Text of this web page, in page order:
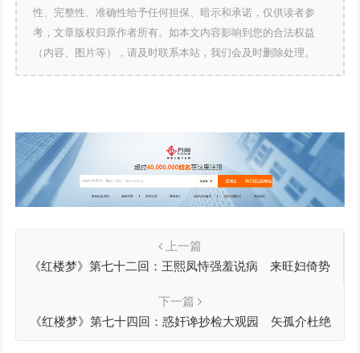
性、完整性、准确性给予任何担保、暗示和承诺，仅供读者参
考，文章版权归原作者所有。如本文内容影响到您的合法权益
（内容、图片等），请及时联系本站，我们会及时删除处理。
上一篇
《红楼梦》第七十二回：王熙凤恃强羞说病 来旺妇倚势
下一篇
《红楼梦》第七十四回：惑奸谗抄检大观园 矢孤介杜绝